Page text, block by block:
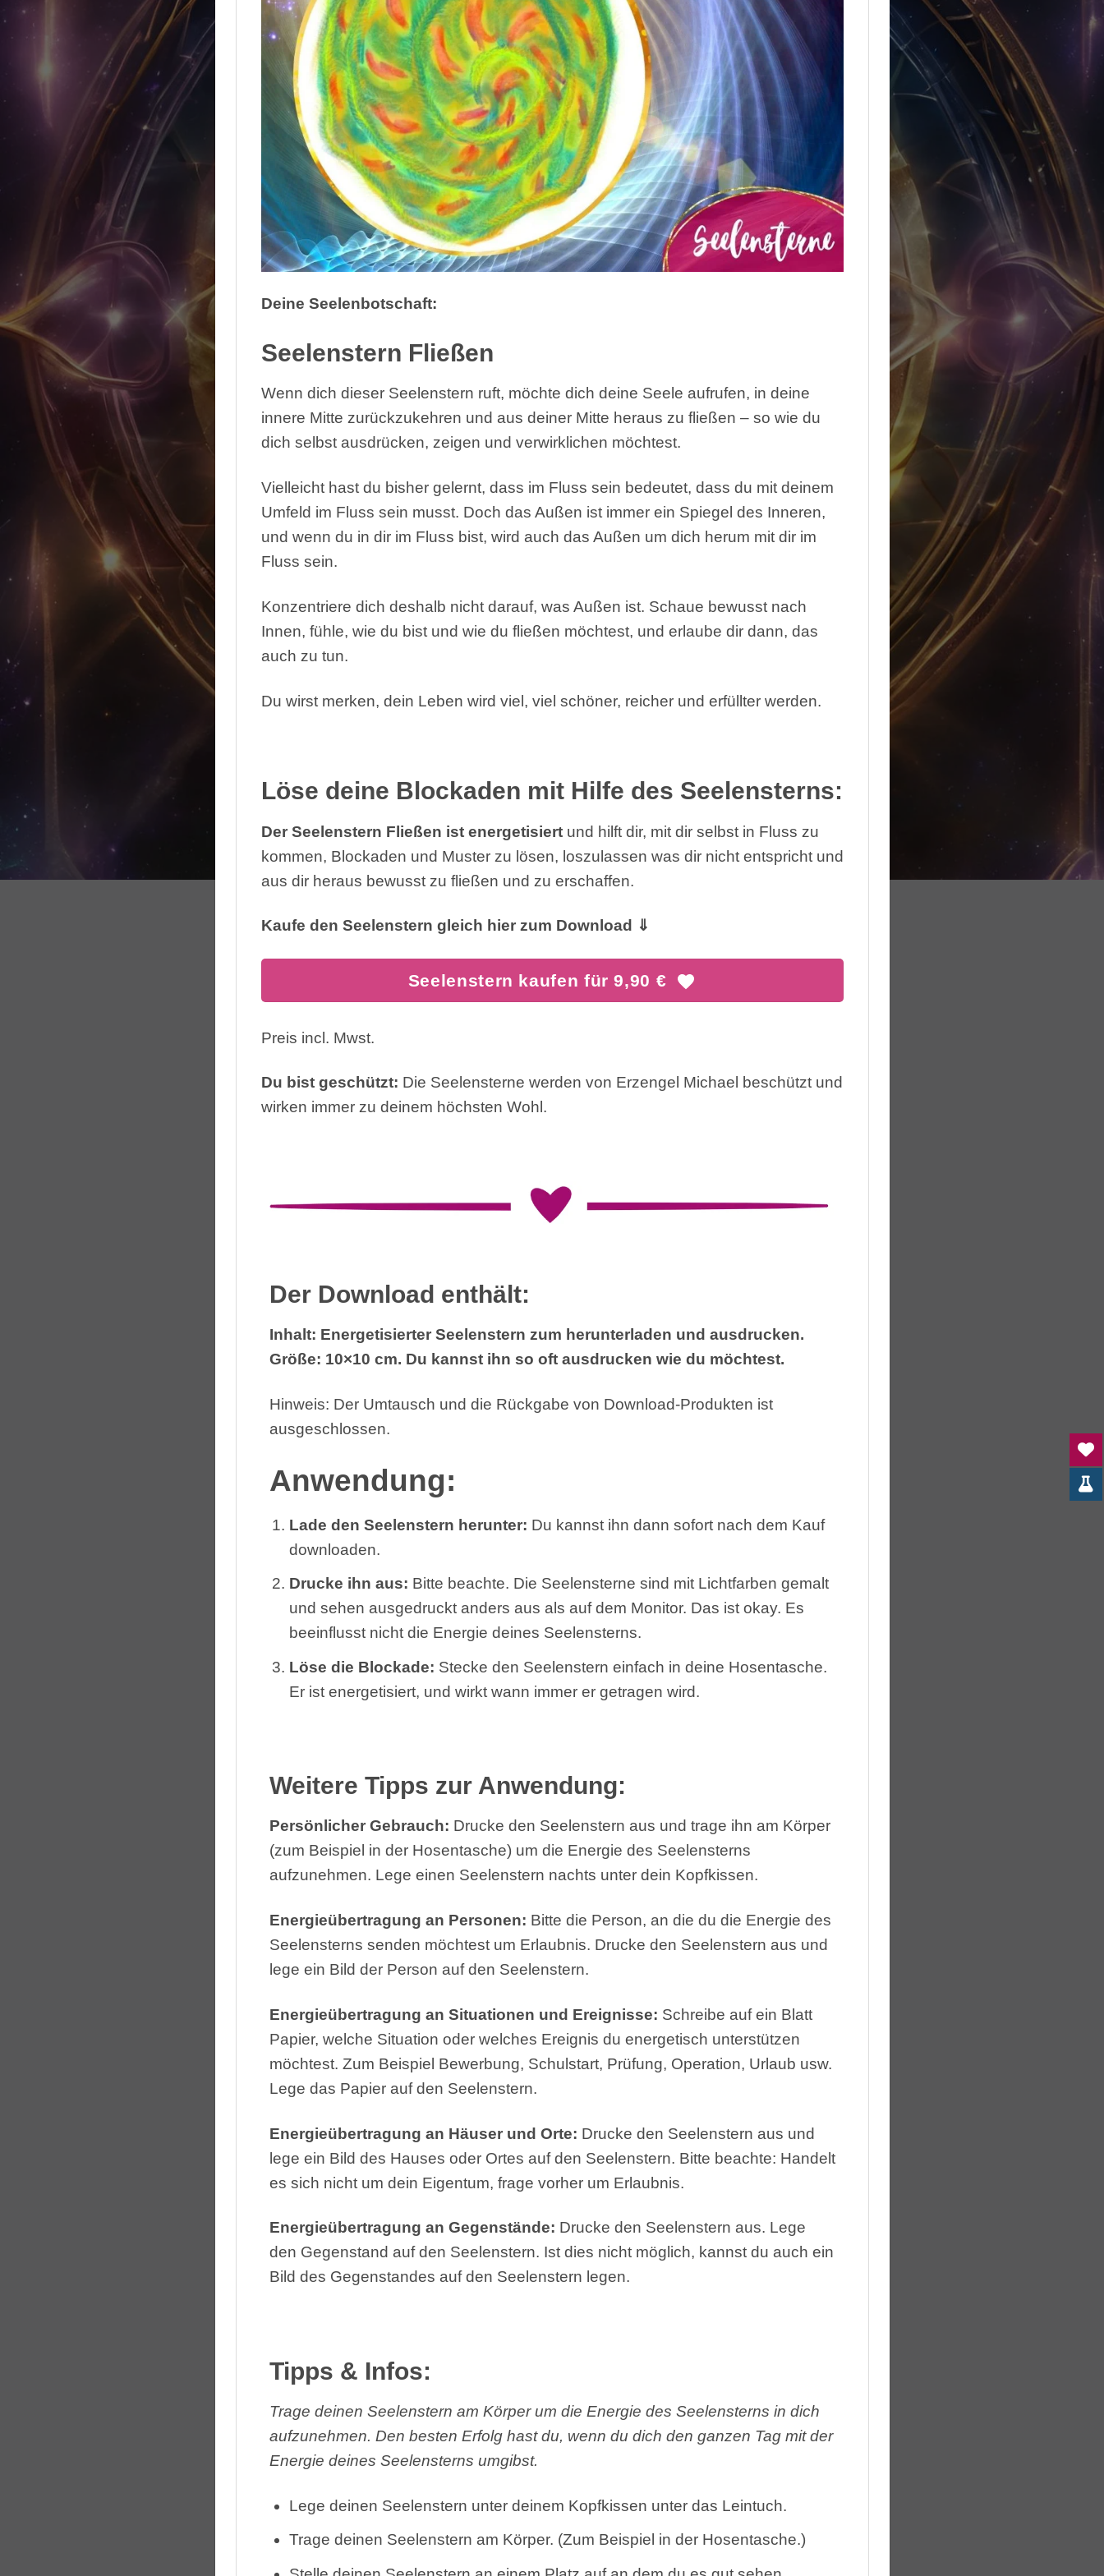
Deine Seelenbotschaft:
Seelenstern Fließen
Wenn dich dieser Seelenstern ruft, möchte dich deine Seele aufrufen, in deine
innere Mitte zurückzukehren und aus deiner Mitte heraus zu fließen – so wie du
dich selbst ausdrücken, zeigen und verwirklichen möchtest.
Vielleicht hast du bisher gelernt, dass im Fluss sein bedeutet, dass du mit deinem
Umfeld im Fluss sein musst. Doch das Außen ist immer ein Spiegel des Inneren,
und wenn du in dir im Fluss bist, wird auch das Außen um dich herum mit dir im
Fluss sein.
Konzentriere dich deshalb nicht darauf, was Außen ist. Schaue bewusst nach
Innen, fühle, wie du bist und wie du fließen möchtest, und erlaube dir dann, das
auch zu tun.
Du wirst merken, dein Leben wird viel, viel schöner, reicher und erfüllter werden.
Löse deine Blockaden mit Hilfe des Seelensterns:
Der Seelenstern Fließen ist energetisiertund hilft dir, mit dir selbst in Fluss zu
kommen, Blockaden und Muster zu lösen, loszulassen was dir nicht entspricht und
aus dir heraus bewusst zu fließen und zu erschaffen.
Kaufe den Seelenstern gleich hier zum Download ⇓
Seelenstern kaufen für 9,90 €
Preis incl. Mwst.
Du bist geschützt: Die Seelensterne werden von Erzengel Michael beschützt und
wirken immer zu deinem höchsten Wohl.
Der Download enthält:
Inhalt: Energetisierter Seelenstern zum herunterladen und ausdrucken.
Größe: 10×10 cm. Du kannst ihn so oft ausdrucken wie du möchtest.
Hinweis: Der Umtausch und die Rückgabe von Download-Produkten ist
ausgeschlossen.
Anwendung:
Lade den Seelenstern herunter: Du kannst ihn dann sofort nach dem Kauf
downloaden.
Drucke ihn aus: Bitte beachte. Die Seelensterne sind mit Lichtfarben gemalt
und sehen ausgedruckt anders aus als auf dem Monitor. Das ist okay. Es
beeinflusst nicht die Energie deines Seelensterns.
Löse die Blockade: Stecke den Seelenstern einfach in deine Hosentasche.
Er ist energetisiert, und wirkt wann immer er getragen wird.
Weitere Tipps zur Anwendung:
Persönlicher Gebrauch: Drucke den Seelenstern aus und trage ihn am Körper
(zum Beispiel in der Hosentasche) um die Energie des Seelensterns
aufzunehmen. Lege einen Seelenstern nachts unter dein Kopfkissen.
Energieübertragung an Personen: Bitte die Person, an die du die Energie des
Seelensterns senden möchtest um Erlaubnis. Drucke den Seelenstern aus und
lege ein Bild der Person auf den Seelenstern.
Energieübertragung an Situationen und Ereignisse: Schreibe auf ein Blatt
Papier, welche Situation oder welches Ereignis du energetisch unterstützen
möchtest. Zum Beispiel Bewerbung, Schulstart, Prüfung, Operation, Urlaub usw.
Lege das Papier auf den Seelenstern.
Energieübertragung an Häuser und Orte: Drucke den Seelenstern aus und
lege ein Bild des Hauses oder Ortes auf den Seelenstern. Bitte beachte: Handelt
es sich nicht um dein Eigentum, frage vorher um Erlaubnis.
Energieübertragung an Gegenstände: Drucke den Seelenstern aus. Lege
den Gegenstand auf den Seelenstern. Ist dies nicht möglich, kannst du auch ein
Bild des Gegenstandes auf den Seelenstern legen.
Tipps & Infos:
Trage deinen Seelenstern am Körper um die Energie des Seelensterns in dich
aufzunehmen. Den besten Erfolg hast du, wenn du dich den ganzen Tag mit der
Energie deines Seelensterns umgibst.
Lege deinen Seelenstern unter deinem Kopfkissen unter das Leintuch.
Trage deinen Seelenstern am Körper. (Zum Beispiel in der Hosentasche.)